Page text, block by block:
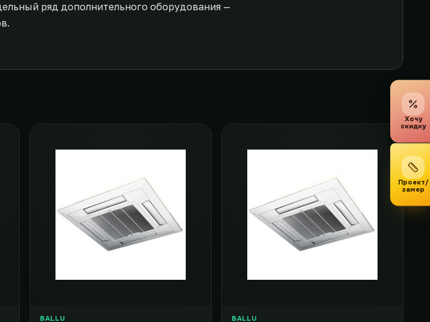
ряд дополнительного оборудования —
BALLU BALLU
Хочу
скидку
Проект/
замер